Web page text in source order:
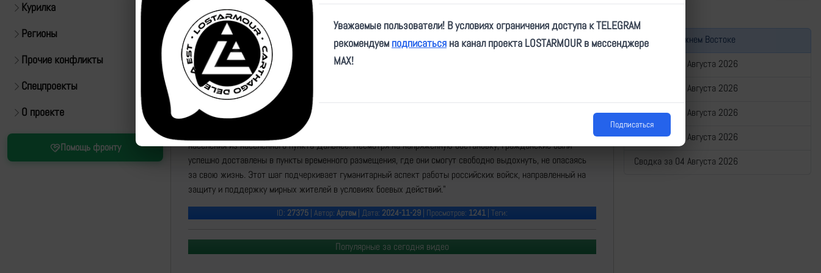
Курилка
Регионы
Прочие конфликты
Спецпроекты
О проекте
Помощь фронту
Источник:
https://t.me/nm_dnr/13044
"Военнослужащие 102 полка 150 дивизии 8 гвардейской армии ВС РФ организовали эвакуацию мирного
населения из населенного пункта Дальнее. Несмотря на напряженную обстановку, гражданские были
успешно доставлены в пункты временного размещения, где они смогут свободно выдохнуть, не опасаясь
за свою жизнь. Этот шаг подчеркивает гуманитарный аспект работы российских войск, направленный на
защиту и поддержку мирных жителей в условиях боевых действий."
ID: 27375 | Автор: Артем | Дата: 2024-11-29 | Просмотров: 1241 | Теги:
Популярные за сегодня видео
Война на Ближнем Востоке
Сводка за 08 Августа 2026
Сводка за 07 Августа 2026
Сводка за 06 Августа 2026
Сводка за 05 Августа 2026
Сводка за 04 Августа 2026
Уважаемые пользователи! В условиях ограничения доступа к TELEGRAM
рекомендуем подписаться на канал проекта LOSTARMOUR в мессенджере
MAX!
Подписаться